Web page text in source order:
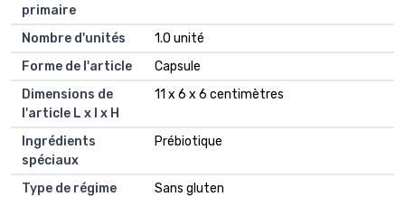
primaire
Nombre d'unités
1.0 unité
Forme de l'article
Capsule
Dimensions de
l'article L x l x H
11 x 6 x 6 centimètres
Ingrédients
spéciaux
Prébiotique
Type de régime
Sans gluten